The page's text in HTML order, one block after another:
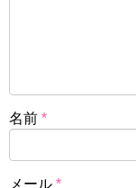
名前 *
メール *